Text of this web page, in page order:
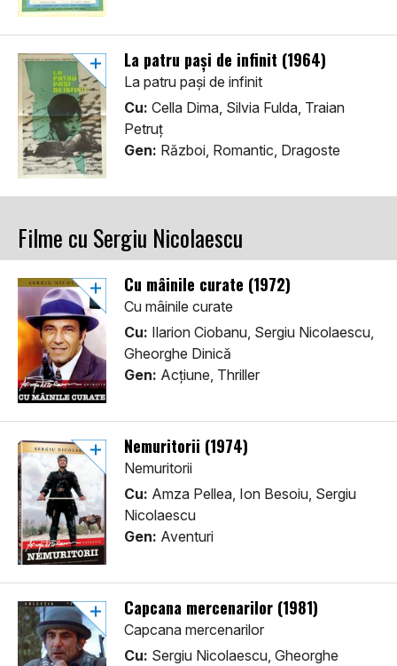
La patru pași de infinit (1964)
La patru pași de infinit
Cu: Cella Dima, Silvia Fulda, Traian
Petruț
Gen: Război, Romantic, Dragoste
Filme cu Sergiu Nicolaescu
Cu mâinile curate (1972)
Cu mâinile curate
Cu: Ilarion Ciobanu, Sergiu Nicolaescu,
Gheorghe Dinică
Gen: Acţiune, Thriller
Nemuritorii (1974)
Nemuritorii
Cu: Amza Pellea, Ion Besoiu, Sergiu
Nicolaescu
Gen: Aventuri
Capcana mercenarilor (1981)
Capcana mercenarilor
Cu: Sergiu Nicolaescu, Gheorghe